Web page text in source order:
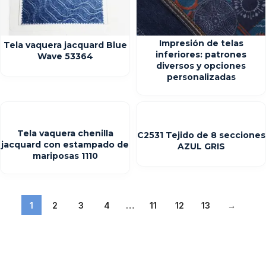
Tela vaquera jacquard Blue
Wave 53364
Impresión de telas
inferiores: patrones
diversos y opciones
personalizadas
Tela vaquera chenilla
jacquard con estampado de
mariposas 1110
C2531 Tejido de 8 secciones
AZUL GRIS
1 2 3 4 … 11 12 13 →